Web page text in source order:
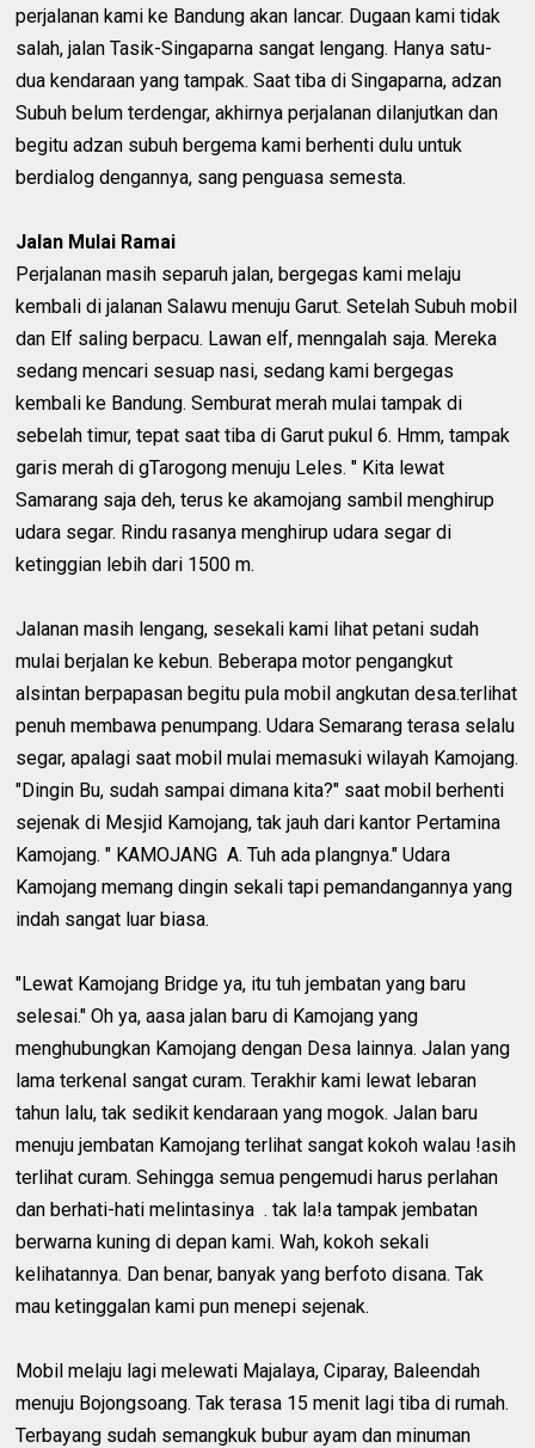
perjalanan kami ke Bandung akan lancar. Dugaan kami tidak
salah, jalan Tasik-Singaparna sangat lengang. Hanya satu-
dua kendaraan yang tampak. Saat tiba di Singaparna, adzan
Subuh belum terdengar, akhirnya perjalanan dilanjutkan dan
begitu adzan subuh bergema kami berhenti dulu untuk
berdialog dengannya, sang penguasa semesta.
Jalan Mulai Ramai
Perjalanan masih separuh jalan, bergegas kami melaju
kembali di jalanan Salawu menuju Garut. Setelah Subuh mobil
dan Elf saling berpacu. Lawan elf, menngalah saja. Mereka
sedang mencari sesuap nasi, sedang kami bergegas
kembali ke Bandung. Semburat merah mulai tampak di
sebelah timur, tepat saat tiba di Garut pukul 6. Hmm, tampak
garis merah di gTarogong menuju Leles. " Kita lewat
Samarang saja deh, terus ke akamojang sambil menghirup
udara segar. Rindu rasanya menghirup udara segar di
ketinggian lebih dari 1500 m.
Jalanan masih lengang, sesekali kami lihat petani sudah
mulai berjalan ke kebun. Beberapa motor pengangkut
alsintan berpapasan begitu pula mobil angkutan desa.terlihat
penuh membawa penumpang. Udara Semarang terasa selalu
segar, apalagi saat mobil mulai memasuki wilayah Kamojang.
"Dingin Bu, sudah sampai dimana kita?" saat mobil berhenti
sejenak di Mesjid Kamojang, tak jauh dari kantor Pertamina
Kamojang. " KAMOJANG A. Tuh ada plangnya." Udara
Kamojang memang dingin sekali tapi pemandangannya yang
indah sangat luar biasa.
"Lewat Kamojang Bridge ya, itu tuh jembatan yang baru
selesai." Oh ya, aasa jalan baru di Kamojang yang
menghubungkan Kamojang dengan Desa lainnya. Jalan yang
lama terkenal sangat curam. Terakhir kami lewat lebaran
tahun lalu, tak sedikit kendaraan yang mogok. Jalan baru
menuju jembatan Kamojang terlihat sangat kokoh walau !asih
terlihat curam. Sehingga semua pengemudi harus perlahan
dan berhati-hati melintasinya . tak la!a tampak jembatan
berwarna kuning di depan kami. Wah, kokoh sekali
kelihatannya. Dan benar, banyak yang berfoto disana. Tak
mau ketinggalan kami pun menepi sejenak.
Mobil melaju lagi melewati Majalaya, Ciparay, Baleendah
menuju Bojongsoang. Tak terasa 15 menit lagi tiba di rumah.
Terbayang sudah semangkuk bubur ayam dan minuman